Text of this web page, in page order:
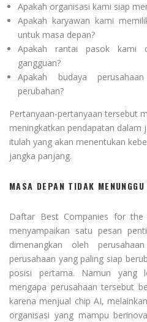
Apakah organisasi kami siap
Apakah karyawan kami
untuk masa depan?
Apakah rantai pasok kami
gangguan?
Apakah budaya
perubahan?
Pertanyaan-pertanyaan tersebut
meningkatkan pendapatan dalam
itulah yang akan menentukan
jangka panjang.
MASA DEPAN TIDAK MENUNGGU
Daftar Best Companies for the
menyampaikan satu pesan
dimenangkan oleh
perusahaan yang paling siap
posisi pertama. Namun yang
mengapa perusahaan tersebut
karena menjual chip AI,
organisasi yang mampu